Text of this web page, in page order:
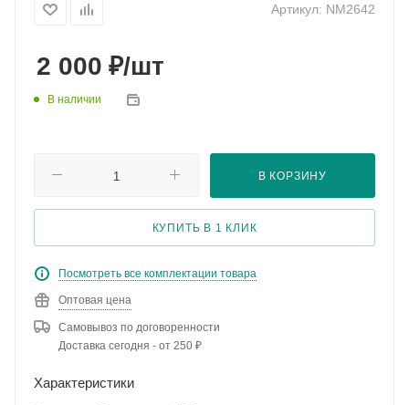
Артикул: NM2642
2 000 ₽/шт
В наличии
В КОРЗИНУ
КУПИТЬ В 1 КЛИК
Посмотреть все комплектации товара
Оптовая цена
Самовывоз по договоренности
Доставка сегодня - от 250 ₽
Характеристики